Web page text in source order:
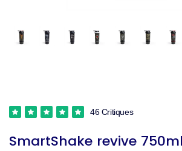
SmartShake revive 750ml
46 Critiques